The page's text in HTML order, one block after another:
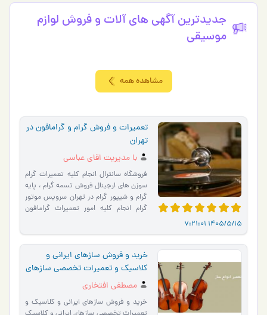
جدیدترین آگهی های آلات و فروش لوازم
موسیقی
مشاهده همه
1405/5/15 7:21:01
تعمیرات و فروش گرام و گرامافون در
تهران
با مدیریت اقای عباسی
فروشگاه سانترال انجام کلیه تعمیرات گرام
سوزن های ارجینال فروش تسمه گرام ، پایه
گرام و شیپور گرام در تهران سرویس موتور
گرام انجام کلیه امور تعمیرات گرامافون
خرید و فروش سازهای ایرانی و
کلاسیک و تعمیرات تخصصی سازهای
ایرانی و کلاسیک
مصطفی افتخاری
خرید و فروش سازهای ایرانی و کلاسیک و